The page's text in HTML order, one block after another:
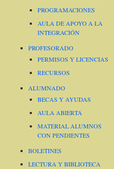
PROGRAMACIONES
AULA DE APOYO A LA
INTEGRACIÓN
PROFESORADO
PERMISOS Y LICENCIAS
RECURSOS
ALUMNADO
BECAS Y AYUDAS
AULA ABIERTA
MATERIAL ALUMNOS
CON PENDIENTES
BOLETINES
LECTURA Y BIBLIOTECA